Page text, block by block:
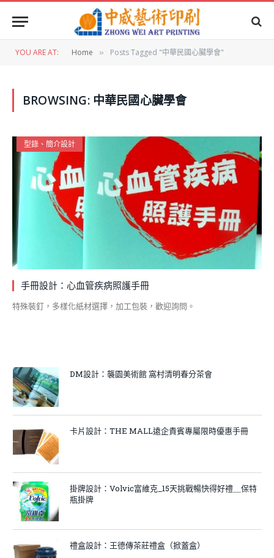
YOU ARE AT: Home » Posts Tagged "中華民國心臟學會"
BROWSING: 中華民國心臟學會
型錄、簡介設計
手冊設計：心血管疾病照護手冊
特殊裝釘，多樣化紙材選擇，加工包裝，歡迎詢問。
DM設計：襲園美術館 窩村清明春分茶會
卡片設計：THE MALL遠企貴賓專屬限時優惠手冊
掛牌設計：Volvic富維克_15天挑戰暢快得好禮＿保特
瓶掛牌
禮盒設計：王德傳茶莊禮盒（掀蓋盒）